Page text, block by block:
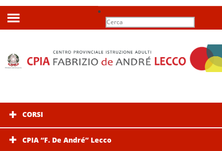
Search
for:
CORSI
CPIA “F. De André” Lecco